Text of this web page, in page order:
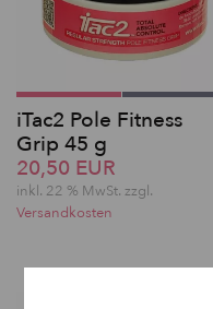
iTac2 Pole Fitness
Grip 45 g
20,50 EUR
inkl. 22 % MwSt. zzgl.
Versandkosten